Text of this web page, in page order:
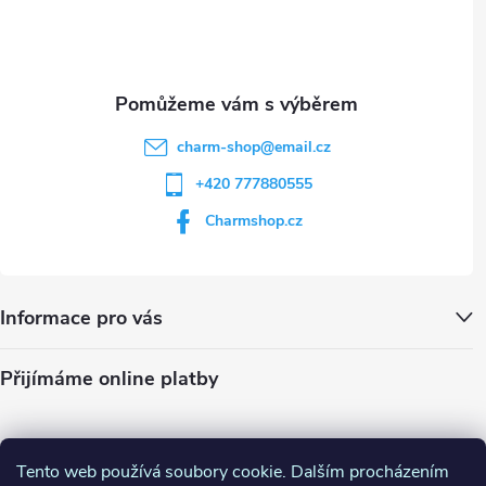
Tento web používá soubory cookie. Dalším procházením
charm-shop@email.cz
+420 777880555
Charmshop.cz
Informace pro vás
Přijímáme online platby